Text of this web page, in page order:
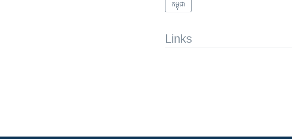
កម្ពុជា
Links